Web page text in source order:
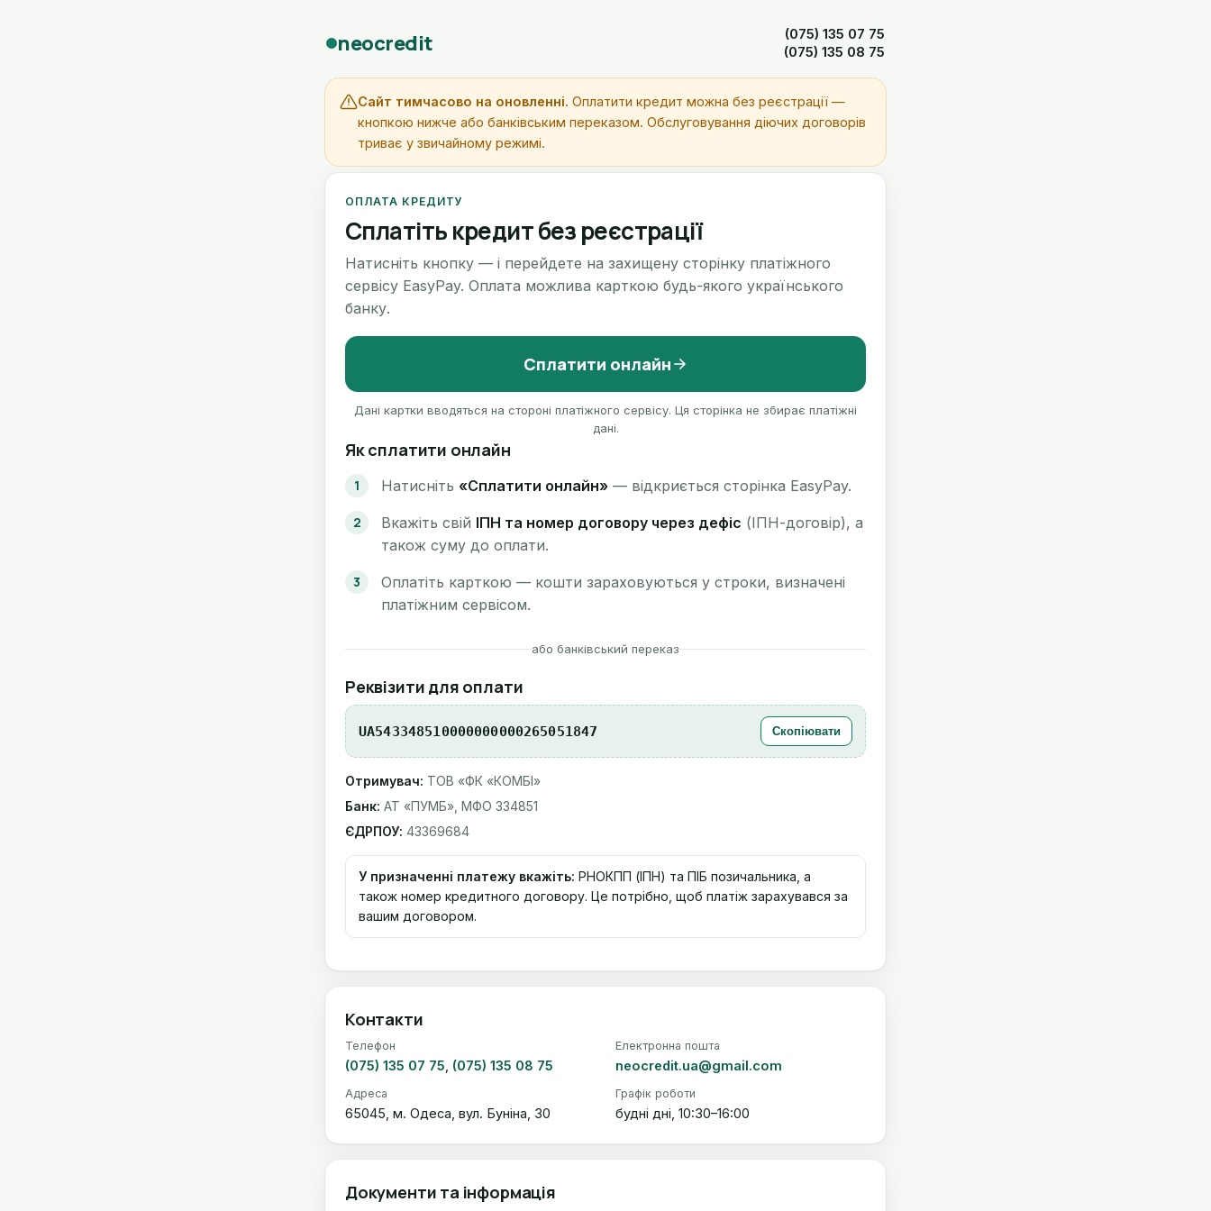
neocredit
(075) 135 07 75
(075) 135 08 75
Сайт тимчасово на оновленні. Оплатити кредит можна без реєстрації —
кнопкою нижче або банківським переказом. Обслуговування діючих договорів
триває у звичайному режимі.
ОПЛАТА КРЕДИТУ
Сплатіть кредит без реєстрації
Натисніть кнопку — і перейдете на захищену сторінку платіжного
сервісу EasyPay. Оплата можлива карткою будь-якого українського
банку.
Сплатити онлайн
Дані картки вводяться на стороні платіжного сервісу. Ця сторінка не збирає платіжні
дані.
Як сплатити онлайн
Натисніть «Сплатити онлайн» — відкриється сторінка EasyPay.
Вкажіть свій ІПН та номер договору через дефіс (ІПН-договір), а
також суму до оплати.
Оплатіть карткою — кошти зараховуються у строки, визначені
платіжним сервісом.
або банківський переказ
Реквізити для оплати
UA543348510000000000265051847 Скопіювати
Отримувач: ТОВ «ФК «КОМБІ»
Банк: АТ «ПУМБ», МФО 334851
ЄДРПОУ: 43369684
У призначенні платежу вкажіть: РНОКПП (ІПН) та ПІБ позичальника, а
також номер кредитного договору. Це потрібно, щоб платіж зарахувався за
вашим договором.
Контакти
Телефон
(075) 135 07 75 (075) 135 08 75
Електронна пошта
neocredit.ua@gmail.com
Адреса
65045, м. Одеса, вул. Буніна, 30
Графік роботи
будні дні, 10:30–16:00
Документи та інформація